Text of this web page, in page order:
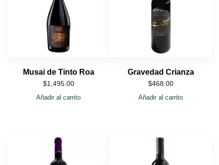
Musai de Tinto Roa
$1,495.00
Añadir al carrito
Gravedad Crianza
$468.00
Añadir al carrito